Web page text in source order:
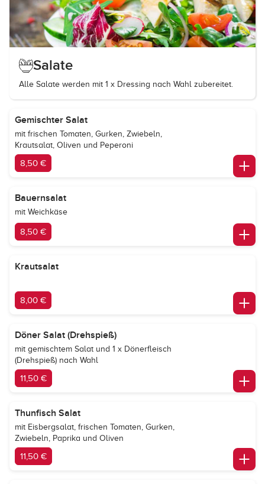
Salate
Alle Salate werden mit 1 x Dressing nach Wahl zubereitet.
Gemischter Salat
mit frischen Tomaten, Gurken, Zwiebeln,
Krautsalat, Oliven und Peperoni
8,50 €
Bauernsalat
mit Weichkäse
8,50 €
Krautsalat
8,00 €
Döner Salat (Drehspieß)
mit gemischtem Salat und 1 x Dönerfleisch
(Drehspieß) nach Wahl
11,50 €
Thunfisch Salat
mit Eisbergsalat, frischen Tomaten, Gurken,
Zwiebeln, Paprika und Oliven
11,50 €